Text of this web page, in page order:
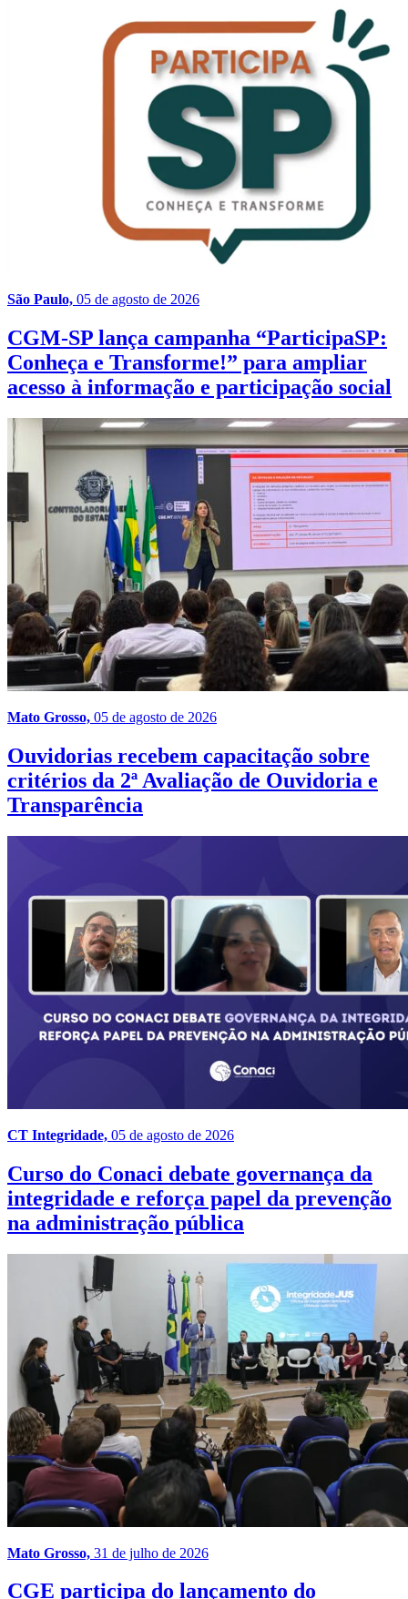
São Paulo, 05 de agosto de 2026
CGM-SP lança campanha “ParticipaSP:
Conheça e Transforme!” para ampliar
acesso à informação e participação social
Mato Grosso, 05 de agosto de 2026
Ouvidorias recebem capacitação sobre
critérios da 2ª Avaliação de Ouvidoria e
Transparência
CT Integridade, 05 de agosto de 2026
Curso do Conaci debate governança da
integridade e reforça papel da prevenção
na administração pública
Mato Grosso, 31 de julho de 2026
CGE participa do lançamento do